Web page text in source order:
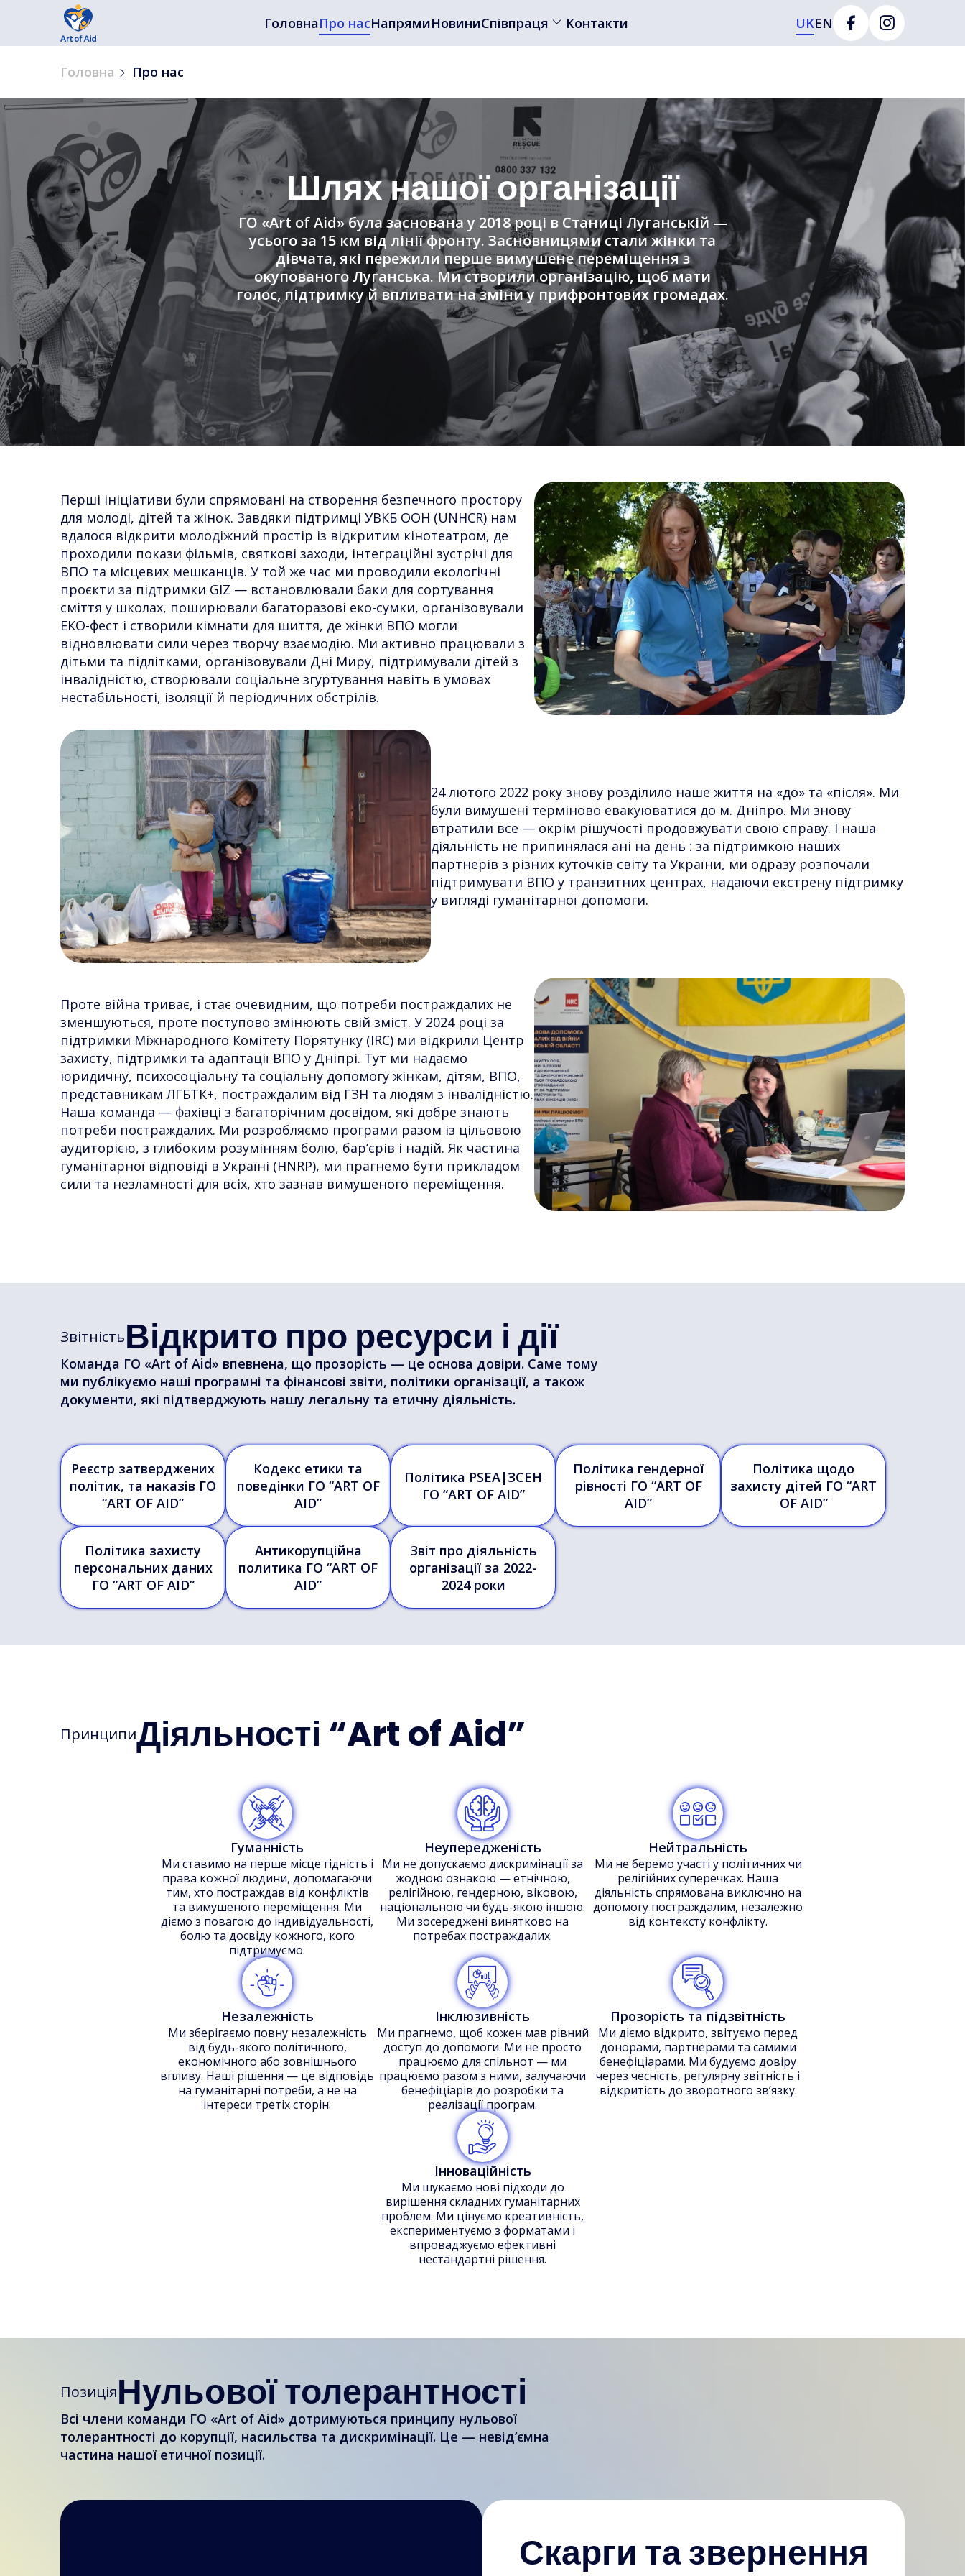
ГоловнаПро насНапрямиНовиниСпівпраця Контакти UKEN
Головна Про нас
Шлях нашої організації
ГО «Art of Aid» була заснована у 2018 році в Станиці Луганській —
усього за 15 км від лінії фронту. Засновницями стали жінки та
дівчата, які пережили перше вимушене переміщення з
окупованого Луганська. Ми створили організацію, щоб мати
голос, підтримку й впливати на зміни у прифронтових громадах.
Перші ініціативи були спрямовані на створення безпечного простору
для молоді, дітей та жінок. Завдяки підтримці УВКБ ООН (UNHCR) нам
вдалося відкрити молодіжний простір із відкритим кінотеатром, де
проходили покази фільмів, святкові заходи, інтеграційні зустрічі для
ВПО та місцевих мешканців. У той же час ми проводили екологічні
проєкти за підтримки GIZ — встановлювали баки для сортування
сміття у школах, поширювали багаторазові еко-сумки, організовували
ЕКО-фест і створили кімнати для шиття, де жінки ВПО могли
відновлювати сили через творчу взаємодію. Ми активно працювали з
дітьми та підлітками, організовували Дні Миру, підтримували дітей з
інвалідністю, створювали соціальне згуртування навіть в умовах
нестабільності, ізоляції й періодичних обстрілів.
24 лютого 2022 року знову розділило наше життя на «до» та «після». Ми
були вимушені терміново евакуюватися до м. Дніпро. Ми знову
втратили все — окрім рішучості продовжувати свою справу. І наша
діяльність не припинялася ані на день : за підтримкою наших
партнерів з різних куточків світу та України, ми одразу розпочали
підтримувати ВПО у транзитних центрах, надаючи екстрену підтримку
у вигляді гуманітарної допомоги.
Проте війна триває, і стає очевидним, що потреби постраждалих не
зменшуються, проте поступово змінюють свій зміст. У 2024 році за
підтримки Міжнародного Комітету Порятунку (IRC) ми відкрили Центр
захисту, підтримки та адаптації ВПО у Дніпрі. Тут ми надаємо
юридичну, психосоціальну та соціальну допомогу жінкам, дітям, ВПО,
представникам ЛГБТК+, постраждалим від ГЗН та людям з інвалідністю.
Наша команда — фахівці з багаторічним досвідом, які добре знають
потреби постраждалих. Ми розробляємо програми разом із цільовою
аудиторією, з глибоким розумінням болю, бар’єрів і надій. Як частина
гуманітарної відповіді в Україні (HNRP), ми прагнемо бути прикладом
сили та незламності для всіх, хто зазнав вимушеного переміщення.
ЗвітністьВідкрито про ресурси і дії
Команда ГО «Art of Aid» впевнена, що прозорість — це основа довіри. Саме тому
ми публікуємо наші програмні та фінансові звіти, політики організації, а також
документи, які підтверджують нашу легальну та етичну діяльність.
Реєстр затверджених
політик, та наказів ГО
“ART OF AID”
Кодекс етики та
поведінки ГО “ART OF
AID”
Політика PSEA|ЗСЕН
ГО “ART OF AID”
Політика гендерної
рівності ГО “ART OF
AID”
Політика щодо
захисту дітей ГО “ART
OF AID”
Політика захисту
персональних даних
ГО “ART OF AID”
Антикорупційна
политика ГО “ART OF
AID”
Звіт про діяльність
організації за 2022-
2024 роки
ПринципиДіяльності “Art of Aid”
Гуманність
Ми ставимо на перше місце гідність і
права кожної людини, допомагаючи
тим, хто постраждав від конфліктів
та вимушеного переміщення. Ми
діємо з повагою до індивідуальності,
болю та досвіду кожного, кого
підтримуємо.
Неупередженість
Ми не допускаємо дискримінації за
жодною ознакою — етнічною,
релігійною, гендерною, віковою,
національною чи будь-якою іншою.
Ми зосереджені винятково на
потребах постраждалих.
Нейтральність
Ми не беремо участі у політичних чи
релігійних суперечках. Наша
діяльність спрямована виключно на
допомогу постраждалим, незалежно
від контексту конфлікту.
Незалежність
Ми зберігаємо повну незалежність
від будь-якого політичного,
економічного або зовнішнього
впливу. Наші рішення — це відповідь
на гуманітарні потреби, а не на
інтереси третіх сторін.
Інклюзивність
Ми прагнемо, щоб кожен мав рівний
доступ до допомоги. Ми не просто
працюємо для спільнот — ми
працюємо разом з ними, залучаючи
бенефіціарів до розробки та
реалізації програм.
Прозорість та підзвітність
Ми діємо відкрито, звітуємо перед
донорами, партнерами та самими
бенефіціарами. Ми будуємо довіру
через чесність, регулярну звітність і
відкритість до зворотного зв’язку.
Інноваційність
Ми шукаємо нові підходи до
вирішення складних гуманітарних
проблем. Ми цінуємо креативність,
експериментуємо з форматами і
впроваджуємо ефективні
нестандартні рішення.
ПозиціяНульової толерантності
Всі члени команди ГО «Art of Aid» дотримуються принципу нульової
толерантності до корупції, насильства та дискримінації. Це — невід’ємна
частина нашої етичної позиції.
Скарги та звернення